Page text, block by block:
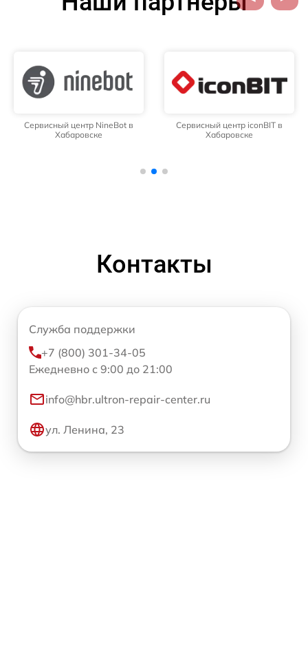
Сервисный центр NineBot в
Хабаровске
Сервисный центр iconBIT в
Хабаровске
Контакты
Служба поддержки
+7 (800) 301-34-05
Ежедневно с 9:00 до 21:00
info@hbr.ultron-repair-center.ru
ул. Ленина, 23